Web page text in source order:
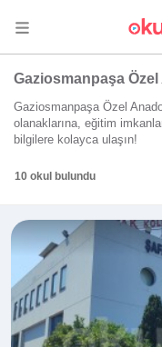
Gaziosmanpaşa
Gaziosmanpaşa Özel
olanaklarına, eğitim
bilgilere kolayca ulaşın!
10 okul bulundu